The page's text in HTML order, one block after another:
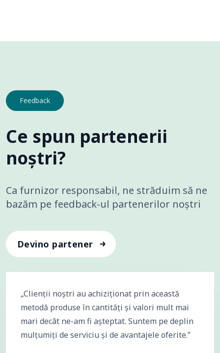
Feedback
Ce spun partenerii
noștri?
Ca furnizor responsabil, ne străduim să ne
bazăm pe feedback-ul partenerilor noștri
Devino partener
„Clienții noștri au achiziționat prin această
metodă produse în cantități și valori mult mai
mari decât ne-am fi așteptat. Suntem pe deplin
mulțumiți de serviciu și de avantajele oferite.”